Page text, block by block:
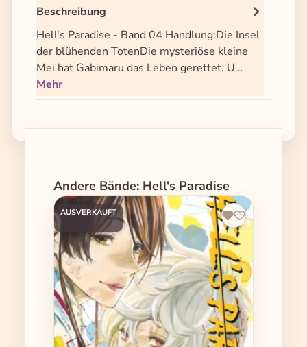
Beschreibung
Hell's Paradise - Band 04 Handlung:Die Insel
der blühenden TotenDie mysteriöse kleine
Mei hat Gabimaru das Leben gerettet. U…
Mehr
Produktgalerie überspringen
Andere Bände: Hell's Paradise
AUSVERKAUFT